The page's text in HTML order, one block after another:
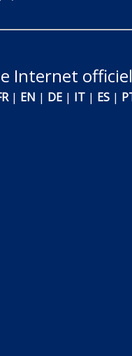
Internet
| EN | DE | IT | ES |